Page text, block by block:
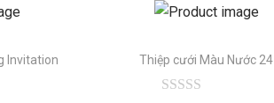
Invitation
Thiệp cưới Màu Nước 24